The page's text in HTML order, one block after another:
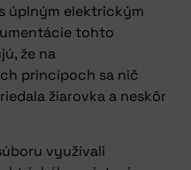
úplným elektrickým
tohto
že na
princípoch sa nič
žiarovka a neskôr
využívali